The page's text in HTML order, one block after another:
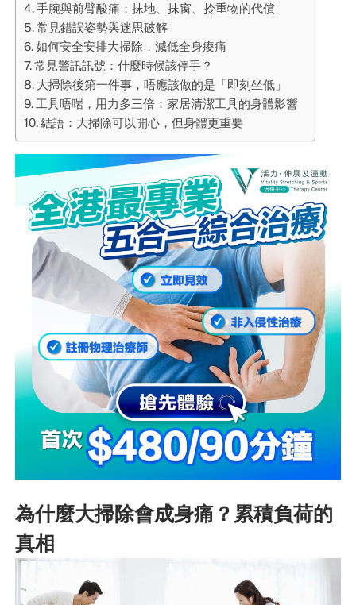
手腕與前臂酸痛：抹地、抹窗、拎重物的代償
常見錯誤姿勢與迷思破解
如何安全安排大掃除，減低全身痠痛
常見警訊訊號：什麼時候該停手？
大掃除後第一件事，唔應該做的是「即刻坐低」
工具唔啱，用力多三倍：家居清潔工具的身體影響
結語：大掃除可以開心，但身體更重要
為什麼大掃除會成身痛？累積負荷的
真相